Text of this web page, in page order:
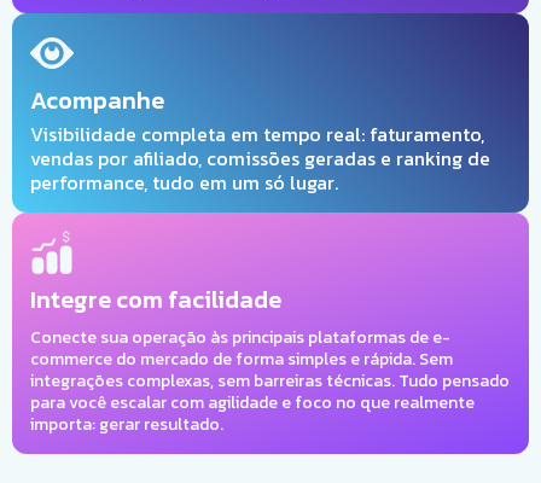
Acompanhe
Visibilidade completa em tempo real: faturamento,
vendas por afiliado, comissões geradas e ranking de
performance, tudo em um só lugar.
Integre com facilidade
Conecte sua operação às principais plataformas de e-
commerce do mercado de forma simples e rápida. Sem
integrações complexas, sem barreiras técnicas. Tudo pensado
para você escalar com agilidade e foco no que realmente
importa: gerar resultado.